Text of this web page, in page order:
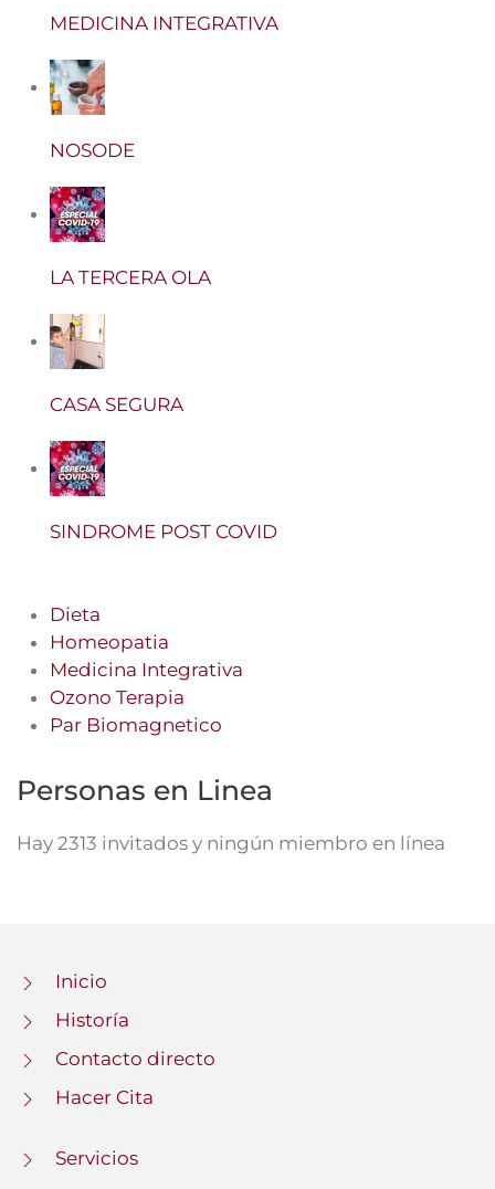
MEDICINA INTEGRATIVA
NOSODE
LA TERCERA OLA
CASA SEGURA
SINDROME POST COVID
Dieta
Homeopatia
Medicina Integrativa
Ozono Terapia
Par Biomagnetico
Personas en Linea
Hay 2313 invitados y ningún miembro en línea
Inicio
Historía
Contacto directo
Hacer Cita
Servicios